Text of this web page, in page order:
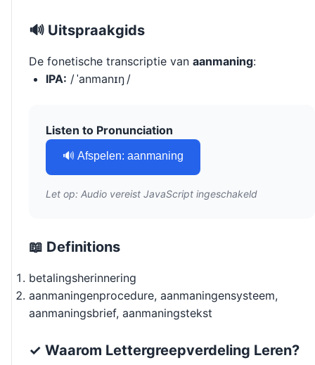
🔊 Uitspraakgids
De fonetische transcriptie van aanmaning:
IPA: / ˈanmanɪŋ /
Listen to Pronunciation
🔊 Afspelen: aanmaning
Let op: Audio vereist JavaScript ingeschakeld
📖 Definitions
betalingsherinnering
aanmaningenprocedure, aanmaningensysteem,
aanmaningsbrief, aanmaningstekst
✓ Waarom Lettergreepverdeling Leren?